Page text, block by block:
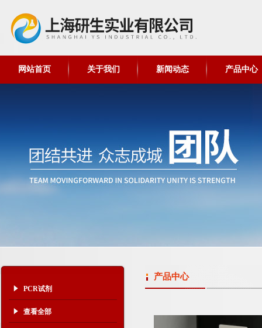
网站首页 关于我们 新闻动态 产品中心
PCR试剂
查看全部
产品中心